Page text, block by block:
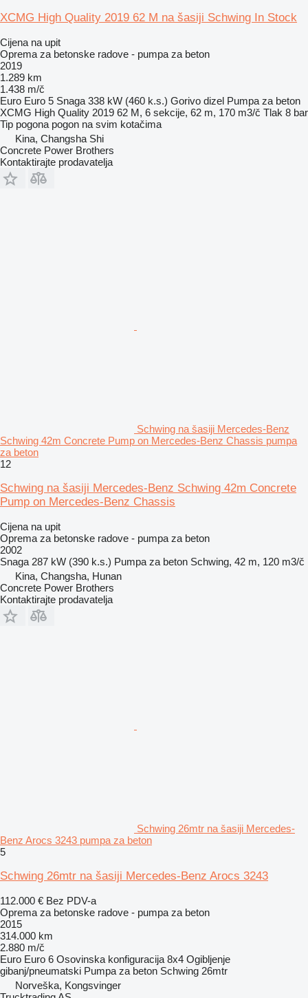
XCMG High Quality 2019 62 M na šasiji Schwing In Stock
Cijena na upit
Oprema za betonske radove - pumpa za beton
2019
1.289 km
1.438 m/č
Euro Euro 5 Snaga 338 kW (460 k.s.) Gorivo dizel Pumpa za beton
XCMG High Quality 2019 62 M, 6 sekcije, 62 m, 170 m3/č Tlak 8 bar
Tip pogona pogon na svim kotačima
Kina, Changsha Shi
Concrete Power Brothers
Kontaktirajte prodavatelja
Schwing na šasiji Mercedes-Benz
Schwing 42m Concrete Pump on Mercedes-Benz Chassis pumpa
za beton
12
Schwing na šasiji Mercedes-Benz Schwing 42m Concrete
Pump on Mercedes-Benz Chassis
Cijena na upit
Oprema za betonske radove - pumpa za beton
2002
Snaga 287 kW (390 k.s.) Pumpa za beton Schwing, 42 m, 120 m3/č
Kina, Changsha, Hunan
Concrete Power Brothers
Kontaktirajte prodavatelja
Schwing 26mtr na šasiji Mercedes-
Benz Arocs 3243 pumpa za beton
5
Schwing 26mtr na šasiji Mercedes-Benz Arocs 3243
112.000 € Bez PDV-a
Oprema za betonske radove - pumpa za beton
2015
314.000 km
2.880 m/č
Euro Euro 6 Osovinska konfiguracija 8x4 Ogibljenje
gibanj/pneumatski Pumpa za beton Schwing 26mtr
Norveška, Kongsvinger